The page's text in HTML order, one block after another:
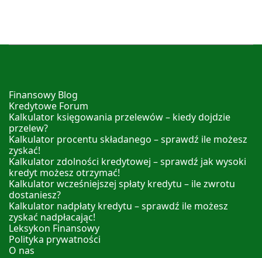
Finansowy Blog
Kredytowe Forum
Kalkulator księgowania przelewów – kiedy dojdzie
przelew?
Kalkulator procentu składanego – sprawdź ile możesz
zyskać!
Kalkulator zdolności kredytowej – sprawdź jak wysoki
kredyt możesz otrzymać!
Kalkulator wcześniejszej spłaty kredytu – ile zwrotu
dostaniesz?
Kalkulator nadpłaty kredytu – sprawdź ile możesz
zyskać nadpłacając!
Leksykon Finansowy
Polityka prywatności
O nas